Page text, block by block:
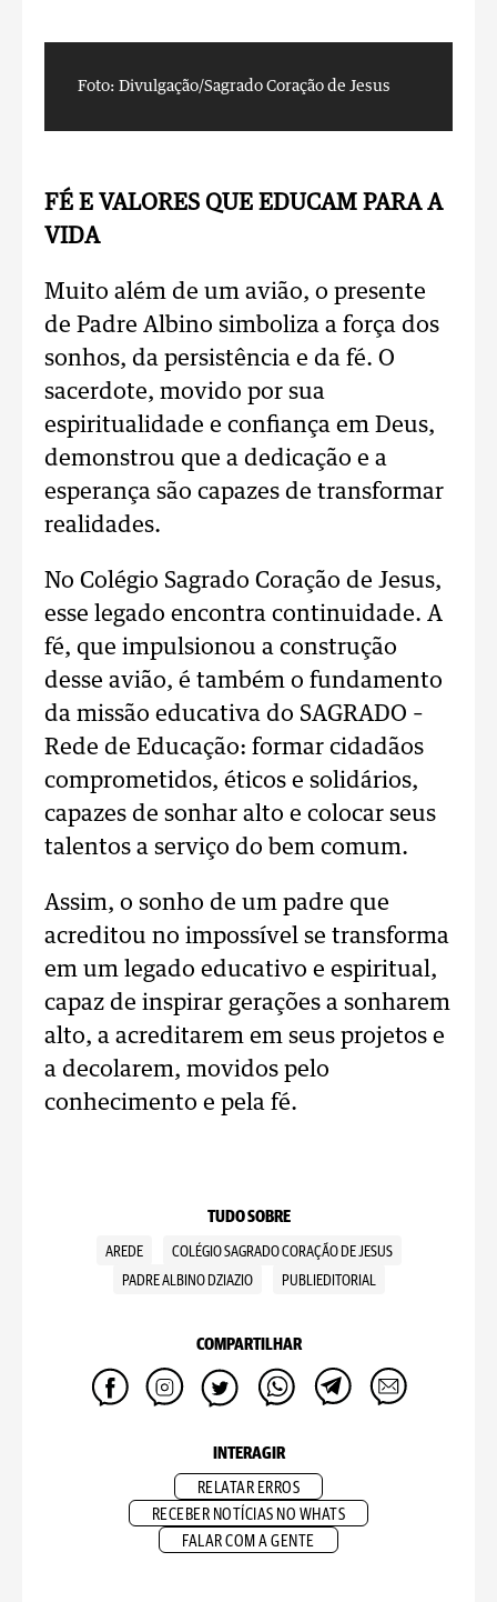
Foto: Divulgação/Sagrado Coração de Jesus
FÉ E VALORES QUE EDUCAM PARA A
VIDA
Muito além de um avião, o presente
de Padre Albino simboliza a força dos
sonhos, da persistência e da fé. O
sacerdote, movido por sua
espiritualidade e confiança em Deus,
demonstrou que a dedicação e a
esperança são capazes de transformar
realidades.
No Colégio Sagrado Coração de Jesus,
esse legado encontra continuidade. A
fé, que impulsionou a construção
desse avião, é também o fundamento
da missão educativa do SAGRADO –
Rede de Educação: formar cidadãos
comprometidos, éticos e solidários,
capazes de sonhar alto e colocar seus
talentos a serviço do bem comum.
Assim, o sonho de um padre que
acreditou no impossível se transforma
em um legado educativo e espiritual,
capaz de inspirar gerações a sonharem
alto, a acreditarem em seus projetos e
a decolarem, movidos pelo
conhecimento e pela fé.
TUDO SOBRE
AREDE
COLÉGIO SAGRADO CORAÇÃO DE JESUS
PADRE ALBINO DZIAZIO
PUBLIEDITORIAL
COMPARTILHAR
INTERAGIR
RELATAR ERROS
RECEBER NOTÍCIAS NO WHATS
FALAR COM A GENTE